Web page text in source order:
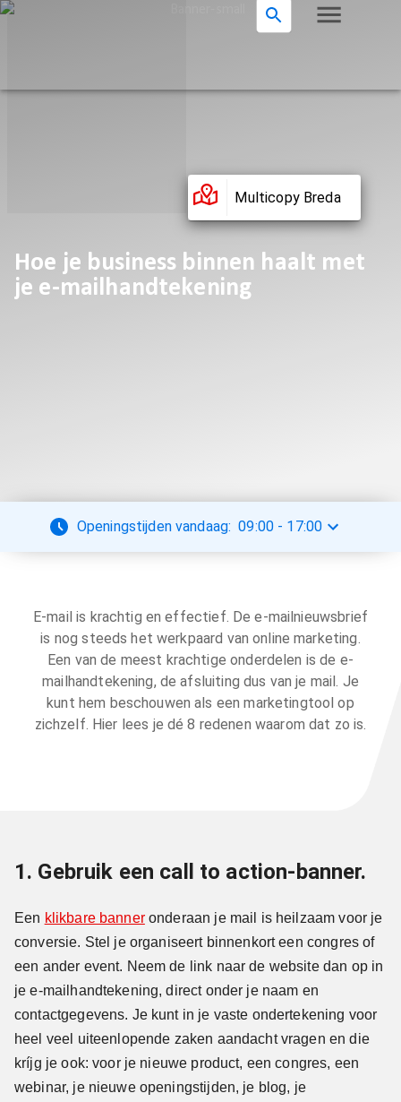
Multicopy Breda
Hoe je business binnen haalt met
je e-mailhandtekening
Openingstijden vandaag: 09:00 - 17:00
E-mail is krachtig en effectief. De e-mailnieuwsbrief
is nog steeds het werkpaard van online marketing.
Een van de meest krachtige onderdelen is de e-
mailhandtekening, de afsluiting dus van je mail. Je
kunt hem beschouwen als een marketingtool op
zichzelf. Hier lees je dé 8 redenen waarom dat zo is.
1. Gebruik een call to action-banner.
Een klikbare banneronderaan je mail is heilzaam voor je
conversie. Stel je organiseert binnenkort een congres of
een ander event. Neem de link naar de website dan op in
je e-mailhandtekening, direct onder je naam en
contactgegevens. Je kunt in je vaste ondertekening voor
heel veel uiteenlopende zaken aandacht vragen en die
kríjg je ook: voor je nieuwe product, een congres, een
webinar, je nieuwe openingstijden, je blog, je